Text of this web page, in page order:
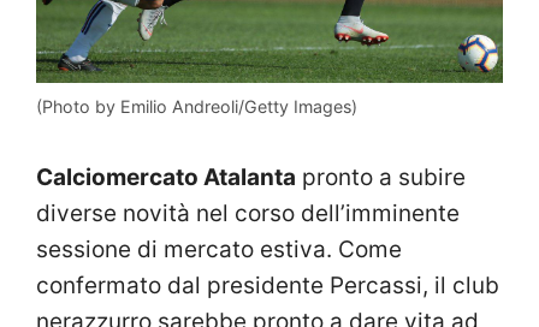
(Photo by Emilio Andreoli/Getty Images)
Calciomercato Atalanta pronto a subire
diverse novità nel corso dell’imminente
sessione di mercato estiva. Come
confermato dal presidente Percassi, il club
nerazzurro sarebbe pronto a dare vita ad